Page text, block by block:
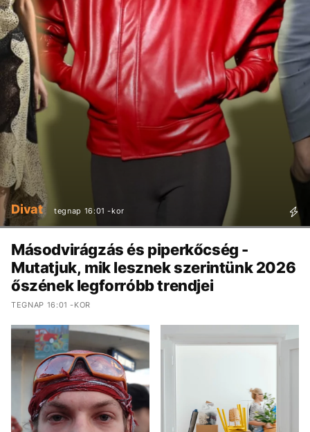
Divat tegnap 16:01 -kor
Másodvirágzás és piperkőcség -
Mutatjuk, mik lesznek szerintünk 2026
őszének legforróbb trendjei
TEGNAP 16:01 -KOR